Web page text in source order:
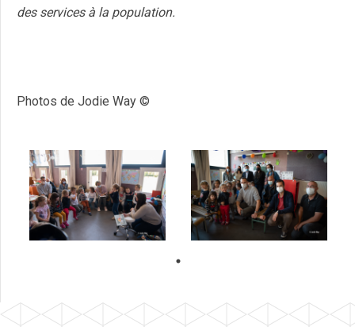
des services à la population.
Photos de Jodie Way ©